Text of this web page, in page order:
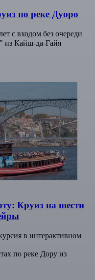
по реке Дуоро
с входом без очереди
из Кайш-да-Гайя
Круиз на шести
в интерактивном
по реке Дору из